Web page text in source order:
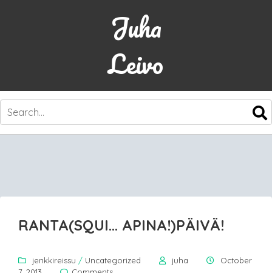
Juha
Leivo
SKIP
CONTENT
RANTA(SQUI… APINA!)PÄIVÄ!
jenkkireissu / Uncategorized juha
October